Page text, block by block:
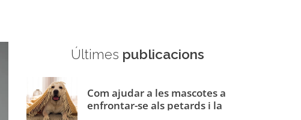
Últimes publicacions
Com ajudar a les mascotes a
enfrontar-se als petards i la